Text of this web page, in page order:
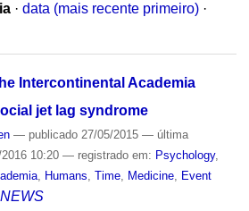
· data (mais recente primeiro) ·
Intercontinental Academia
jet lag syndrome
— publicado27/05/2015 — última
10:20 — registrado em: Psychology,
, Humans Time, Medicine, Event
NEWS